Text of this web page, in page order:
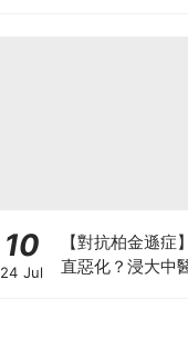
10
24 Jul
【對抗柏金遜症
直惡化？浸大中